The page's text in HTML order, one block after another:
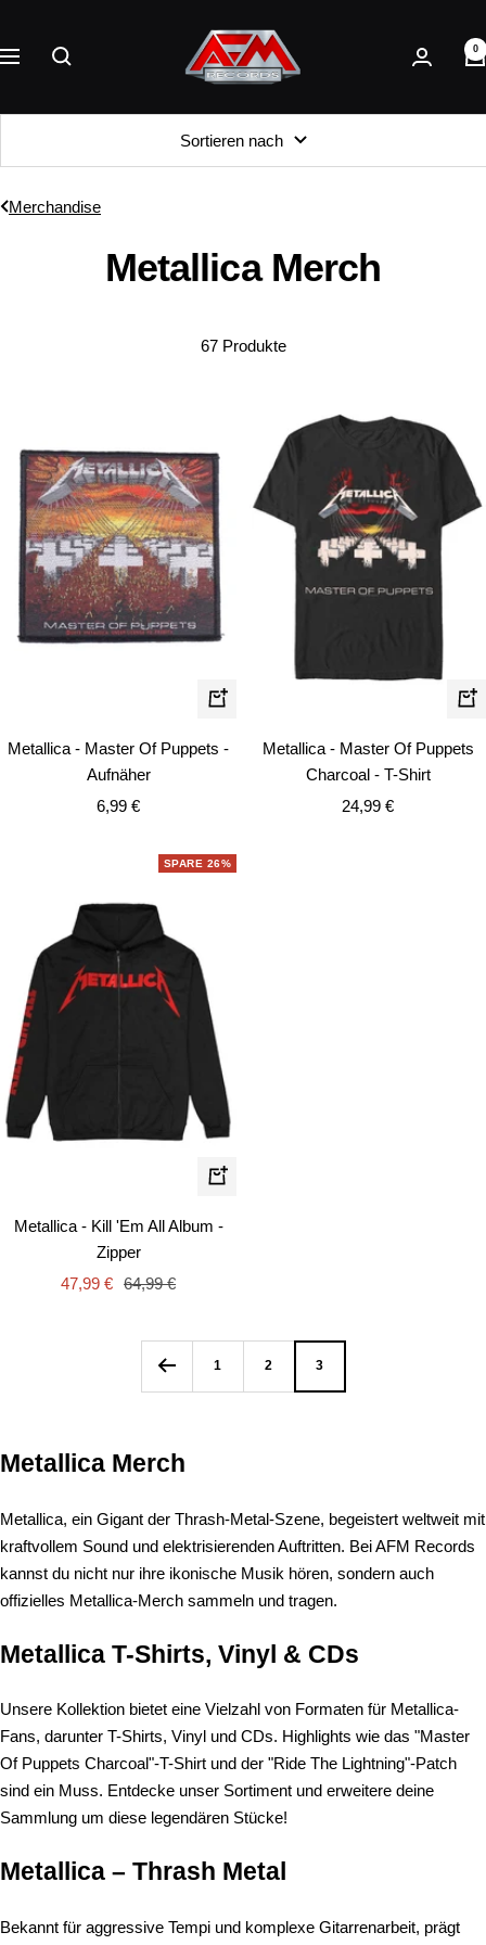
Inhalt
Navigation
AFM
Records
0
Sortieren nach
Merchandise
Metallica Merch
67 Produkte
In
Metallica - Master Of Puppets -
Aufnäher
Angebotspreis
6,99 €
Metallica - Master Of Puppets
Charcoal - T-Shirt
Angebotspreis
24,99 €
SPARE 26%
Schnellansicht
Metallica - Kill 'Em All Album -
Zipper
Angebotspreis
47,99 € Regulärer
64,99 €
1 2 3
Metallica Merch
Metallica, ein Gigant der Thrash-Metal-Szene, begeistert weltweit mit
kraftvollem Sound und elektrisierenden Auftritten. Bei AFM Records
kannst du nicht nur ihre ikonische Musik hören, sondern auch
offizielles Metallica-Merch sammeln und tragen.
Metallica T-Shirts, Vinyl & CDs
Unsere Kollektion bietet eine Vielzahl von Formaten für Metallica-
Fans, darunter T-Shirts, Vinyl und CDs. Highlights wie das "Master
Of Puppets Charcoal"-T-Shirt und der "Ride The Lightning"-Patch
sind ein Muss. Entdecke unser Sortiment und erweitere deine
Sammlung um diese legendären Stücke!
Metallica – Thrash Metal
Bekannt für aggressive Tempi und komplexe Gitarrenarbeit, prägt